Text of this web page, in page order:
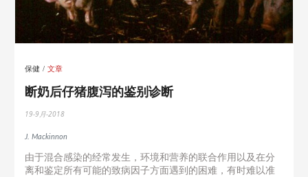
保健 文章
断奶后仔猪腹泻的鉴别诊断
19-9月-2018
J. Mackinnon
由于混合感染的经常发生，环境和营养的联合作用以及在分
离和鉴定所有可能的致病因子方面遇到的困难，有时难以准